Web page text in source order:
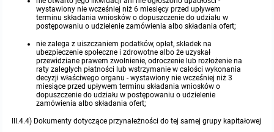
wystawiony nie wcześniej niż 6 miesięcy przed upływem
terminu składania wniosków o dopuszczenie do udziału w
postępowaniu o udzielenie zamówienia albo składania ofert;
nie zalega z uiszczaniem podatków, opłat, składek na
ubezpieczenie społeczne i zdrowotne albo że uzyskał
przewidziane prawem zwolnienie, odroczenie lub rozłożenie na
raty zaległych płatności lub wstrzymanie w całości wykonania
decyzji właściwego organu - wystawiony nie wcześniej niż 3
miesiące przed upływem terminu składania wniosków o
dopuszczenie do udziału w postępowaniu o udzielenie
zamówienia albo składania ofert;
III.4.4) Dokumenty dotyczące przynależności do tej samej grupy kapitałowej